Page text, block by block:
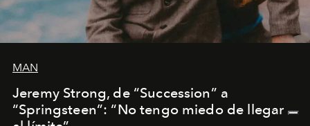
MAN
Jeremy Strong, de “Succession” a
“Springsteen”: “No tengo miedo de llegar